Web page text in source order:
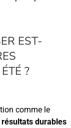
EST-
?
comme le
résultats durables